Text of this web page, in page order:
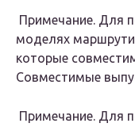
Примечание. Для
моделях
которые
Совместимые
Примечание. Для